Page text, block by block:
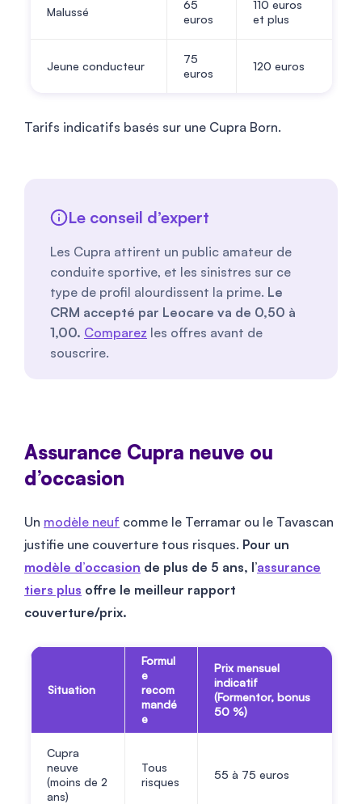
Malussé
65
euros
110 euros
et plus
Jeune conducteur
75
euros
120 euros
Tarifs indicatifs basés sur une Cupra Born.
Le conseil d’expert
Les Cupra attirent un public amateur de
conduite sportive, et les sinistres sur ce
type de profil alourdissent la prime. Le
CRM accepté par Leocare va de 0,50 à
1,00. Comparez les offres avant de
souscrire.
Assurance Cupra neuve ou
d’occasion
Un modèle neuf comme le Terramar ou le Tavascan
justifie une couverture tous risques. Pour un
modèle d’occasion de plus de 5 ans, l’assurance
tiers plus offre le meilleur rapport
couverture/prix.
Situation
Formul
e
recom
mandé
e
Prix mensuel
indicatif
(Formentor, bonus
50 %)
Cupra
neuve
(moins de 2
ans)
Tous
risques
55 à 75 euros